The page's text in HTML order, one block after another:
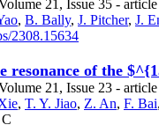
21, Issue 35 -
, B. Bally, J. Pitcher, J.
2308.15634
resonance of the
21, Issue 23 -
, T. Y. Jiao, Z. An, F. Bai